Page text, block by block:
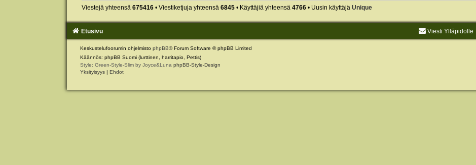
Viestejä yhteensä 675416• Viestiketjuja yhteensä 6845• Käyttäjiä yhteensä 4766• Uusin käyttäjä Unique
Etusivu Viesti Ylläpidolle
Keskustelufoorumin ohjelmisto phpBB® Forum Software © phpBB Limited
Käännös: phpBB Suomi (lurttinen, harritapio, Pettis)
Style: Green-Style-Slim by Joyce&Luna phpBB-Style-Design
Yksityisyys | Ehdot